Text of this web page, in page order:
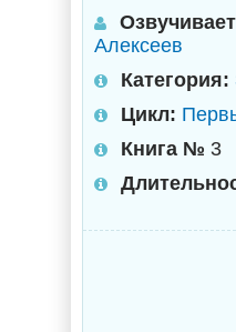
Алексеев
Категория:
Цикл:
Книга № 3